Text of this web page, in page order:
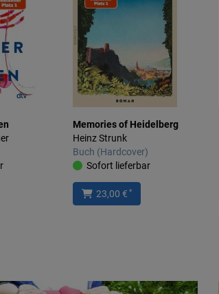
Memories of Heidelberg
Heinz Strunk
Buch (Hardcover)
Sofort lieferbar
23,00 € *